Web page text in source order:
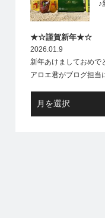
♪
★☆謹賀新年★☆
2026.01.9
新年あけましておめで
アロエ君がブログ担